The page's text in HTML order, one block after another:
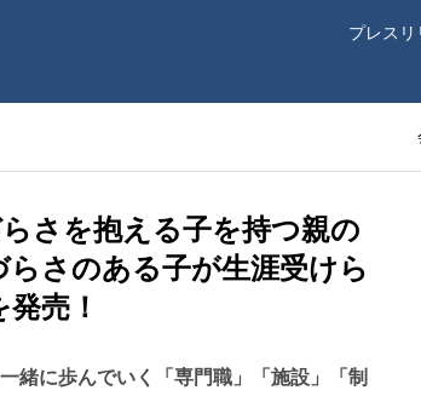
プレス
さを抱える子を持つ親の
さのある子が生涯受けら
売！
緒に歩んでいく「専門職」「施設」「制